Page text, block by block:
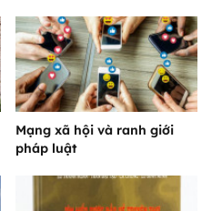
Mạng xã hội và ranh giới
pháp luật